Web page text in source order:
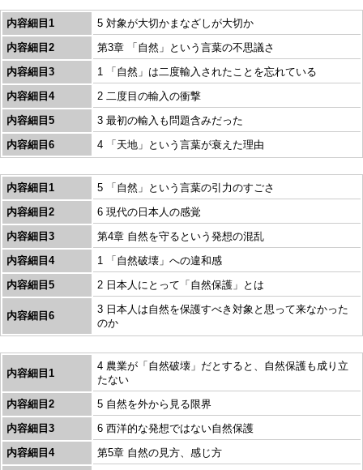
内容細目1
5 対象が大切かまなざしが大切か
内容細目2
第3章 「自然」という言葉の不思議さ
内容細目3
1 「自然」は二度輸入されたことを忘れている
内容細目4
2 二度目の輸入の衝撃
内容細目5
3 最初の輸入も問題含みだった
内容細目6
4 「天地」という言葉が衰えた理由
内容細目1
5 「自然」という言葉の引力のすごさ
内容細目2
6 現代の日本人の感覚
内容細目3
第4章 自然を守るという発想の混乱
内容細目4
1 「自然破壊」への違和感
内容細目5
2 日本人にとって「自然保護」とは
内容細目6
3 日本人は自然を保護すべき対象と思って来なかった
のか
内容細目1
4 農業が「自然破壊」だとすると、自然保護も成り立
たない
内容細目2
5 自然を外から見る限界
内容細目3
6 西洋的な発想ではない自然保護
内容細目4
第5章 自然の見方、感じ方